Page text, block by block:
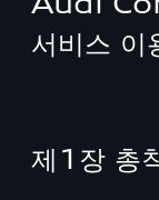
서비스 이
제1장 총